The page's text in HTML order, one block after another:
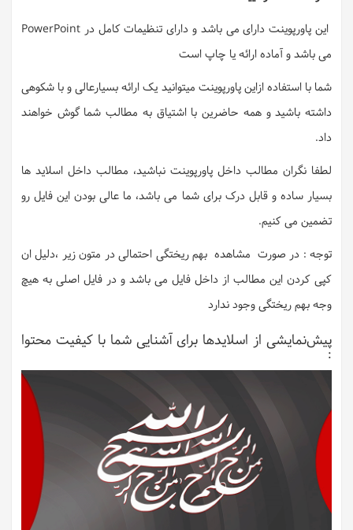
این پاورپوینت دارای می باشد و دارای تنظیمات کامل در PowerPoint
می باشد و آماده ارائه یا چاپ است
شما با استفاده ازاین پاورپوینت میتوانید یک ارائه بسیارعالی و با شکوهی
داشته باشید و همه حاضرین با اشتیاق به مطالب شما گوش خواهند
داد.
لطفا نگران مطالب داخل پاورپوینت نباشید، مطالب داخل اسلاید ها
بسیار ساده و قابل درک برای شما می باشد، ما عالی بودن این فایل رو
تضمین می کنیم.
توجه : در صورت مشاهده بهم ریختگی احتمالی در متون زیر ،دلیل ان
کپی کردن این مطالب از داخل فایل می باشد و در فایل اصلی به هیچ
وجه بهم ریختگی وجود ندارد
پیش‌نمایشی از اسلایدها برای آشنایی شما با کیفیت محتوا
: